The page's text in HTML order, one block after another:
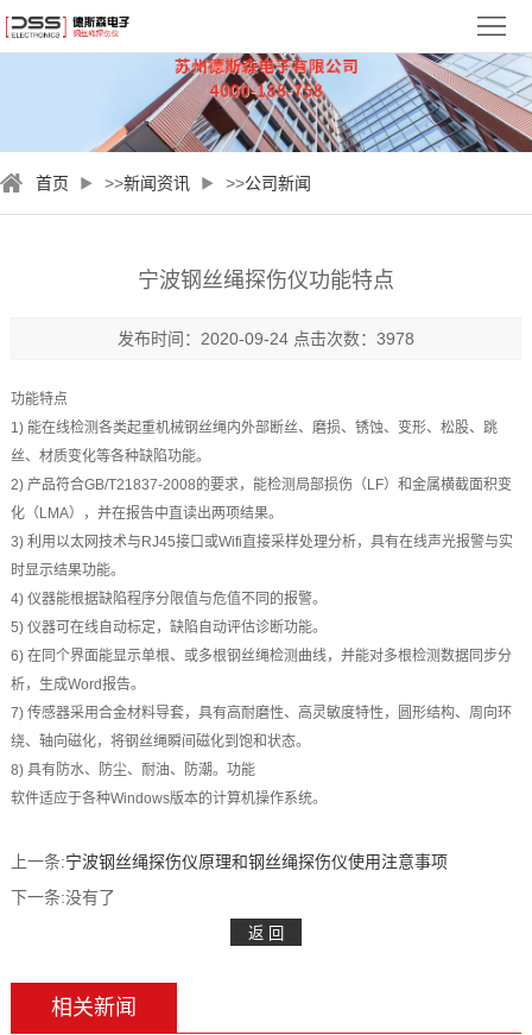
首
德
闻
钢
伤
仪
例
中
心
务
与
支
持
联
系
我
们
首页 >>新闻资讯 >>公司新闻
宁波钢丝绳探伤仪​功能特点
发布时间：2020-09-24 点击次数：3978
功能特点
1) 能在线检测各类起重机械钢丝绳内外部断丝、磨损、锈蚀、变形、松股、跳
丝、材质变化等各种缺陷功能。
2) 产品符合GB/T21837-2008的要求，能检测局部损伤（LF）和金属横截面积变
化（LMA），并在报告中直读出两项结果。
3) 利用以太网技术与RJ45接口或Wifi直接采样处理分析，具有在线声光报警与实
时显示结果功能。
4) 仪器能根据缺陷程序分限值与危值不同的报警。
5) 仪器可在线自动标定，缺陷自动评估诊断功能。
6) 在同个界面能显示单根、或多根钢丝绳检测曲线，并能对多根检测数据同步分
析，生成Word报告。
7) 传感器采用合金材料导套，具有高耐磨性、高灵敏度特性，圆形结构、周向环
绕、轴向磁化，将钢丝绳瞬间磁化到饱和状态。
8) 具有防水、防尘、耐油、防潮。功能
软件适应于各种Windows版本的计算机操作系统。
上一条:宁波钢丝绳探伤仪原理和钢丝绳探伤仪使用注意事项
下一条:没有了
相关新闻